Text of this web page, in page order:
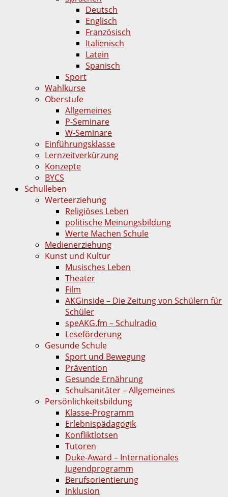
Deutsch
Englisch
Französisch
Italienisch
Latein
Spanisch
Sport
Wahlkurse
Oberstufe
Allgemeines
P-Seminare
W-Seminare
Einführungsklasse
Lernzeitverkürzung
Konzepte
BYCS
Schulleben
Werteerziehung
Religiöses Leben
politische Meinungsbildung
Werte Machen Schule
Medienerziehung
Kunst und Kultur
Musisches Leben
Theater
Film
AKGinside – Die Zeitung von Schülern für
Schüler
speAKG.fm – Schulradio
Leseförderung
Gesunde Schule
Sport und Bewegung
Prävention
Gesunde Ernährung
Schulsanitäter – Allgemeines
Persönlichkeitsbildung
Klasse-Programm
Erlebnispädagogik
Konfliktlotsen
Tutoren
Duke-Award – Internationales
Jugendprogramm
Berufsorientierung
Inklusion